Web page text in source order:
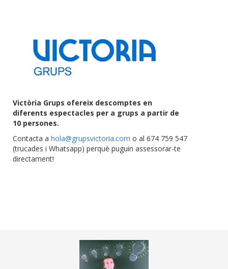
Victòria Grups ofereix descomptes en
diferents espectacles per a grups a partir de
10 persones.
Contacta a hola@grupsvictoria.com o al 674 759 547
(trucades i Whatsapp) perquè puguin assessorar-te
directament!